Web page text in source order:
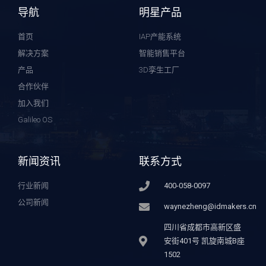
导航
首页
解决方案
产品
合作伙伴
加入我们
Galileo OS
明星产品
IAP产能系统
智能销售平台
3D孪生工厂
新闻资讯
行业新闻
公司新闻
联系方式
400-058-0097
waynezheng@idmakers.cn
四川省成都市高新区盛
安街401号 凯旋南城B座
1502